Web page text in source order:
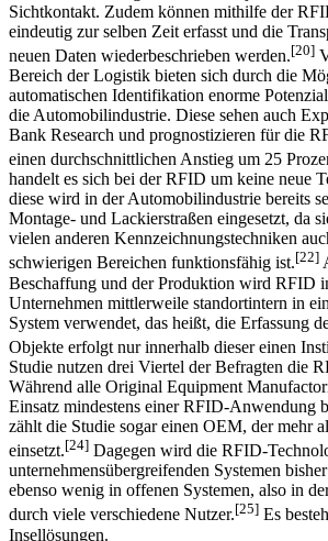
Die RFID-Technologie ermöglicht eine
Informations­verfügbarkeit von Objekten,
Sichtkontakt. Zudem können mithilfe der
eindeutig zur selben Zeit erfasst und die
neuen Daten wiederbeschrieben werden.[20]
Bereich der Logistik bieten sich durch die
automatischen Identifikation enorme
die Automobilindustrie. Diese sehen auch
Bank Research und prognostizieren für die
einen durchschnittlichen Anstieg um 25
handelt es sich bei der RFID um keine neue
diese wird in der Automobilindustrie bereits
Montage- und Lackierstraßen eingesetzt, da
vielen anderen Kennzeichnungstechniken
schwierigen Bereichen funktionsfähig ist.[22]
Beschaffung und der Produktion wird RFID
Unternehmen mittlerweile standortintern in
System verwendet, das heißt, die Erfassung
Objekte erfolgt nur innerhalb dieser einen
Studie nutzen drei Viertel der Befragten die
Während alle Original Equipment
Einsatz mindestens einer RFID-Anwendung
zählt die Studie sogar einen OEM, der mehr
einsetzt.[24]Dagegen wird die RFID-
unternehmensübergreifenden Systemen
ebenso wenig in offenen Systemen, also in